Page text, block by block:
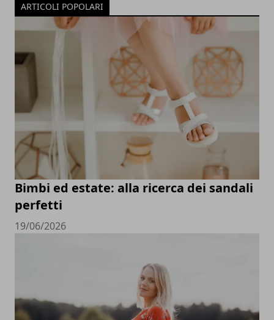
ARTICOLI POPOLARI
Bimbi ed estate: alla ricerca dei sandali
perfetti
19/06/2026